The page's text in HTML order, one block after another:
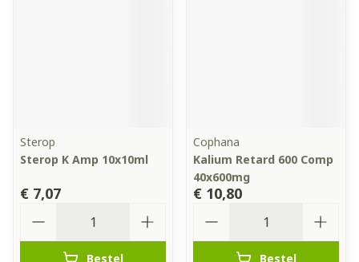
Sterop
Sterop K Amp 10x10ml
€ 7,07
Bestel
Cophana
Kalium Retard 600 Comp
40x600mg
€ 10,80
Bestel